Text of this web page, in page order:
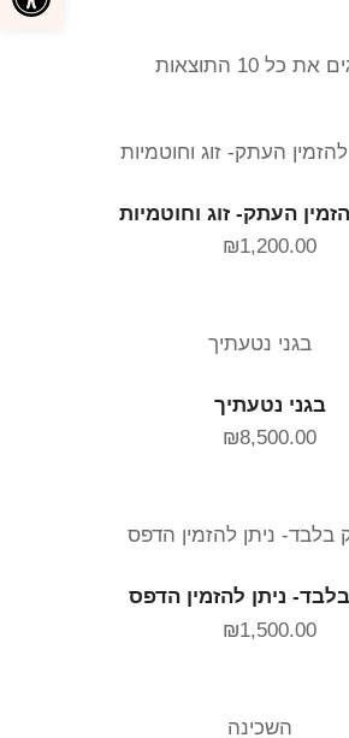
כל ⁦10⁩ התוצאות
הוספה לסל
העתק- זוג וחוטמיות
₪1,200.00
הוספה לסל
בגני נטעתיך
₪8,500.00
הוספה לסל
ניתן להזמין הדפס
₪1,500.00